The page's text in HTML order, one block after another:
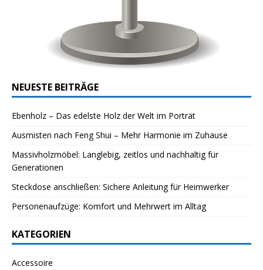
NEUESTE BEITRÄGE
Ebenholz – Das edelste Holz der Welt im Porträt
Ausmisten nach Feng Shui – Mehr Harmonie im Zuhause
Massivholzmöbel: Langlebig, zeitlos und nachhaltig für
Generationen
Steckdose anschließen: Sichere Anleitung für Heimwerker
Personenaufzüge: Komfort und Mehrwert im Alltag
KATEGORIEN
Accessoire